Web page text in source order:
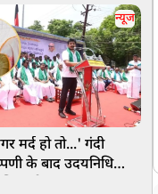
न्यूज
मर्द हो तो...' गंदी
के बाद उदयनिधि